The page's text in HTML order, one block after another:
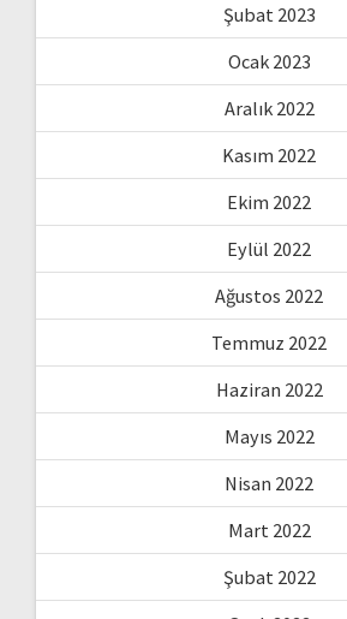
Şubat 2023
Ocak 2023
Aralık 2022
Kasım 2022
Ekim 2022
Eylül 2022
Ağustos 2022
Temmuz 2022
Haziran 2022
Mayıs 2022
Nisan 2022
Mart 2022
Şubat 2022